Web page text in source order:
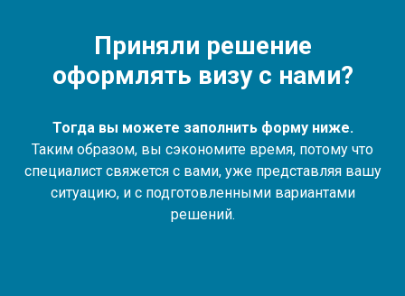
Приняли решение
оформлять визу с нами?
Тогда вы можете заполнить форму ниже.
Таким образом, вы сэкономите время, потому что
специалист свяжется с вами, уже представляя вашу
ситуацию, и с подготовленными вариантами
решений.